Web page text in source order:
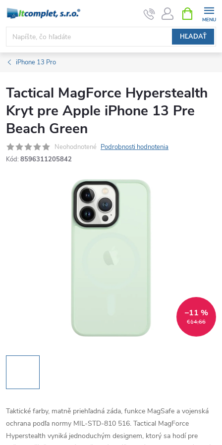
Prejsť
obsah
HĽADAŤ
KOŠÍK
iPhone 13 Pro
Tactical MagForce Hyperstealth
Kryt pre Apple iPhone 13 Pre
Beach Green
Neohodnotené Podrobnosti hodnotenia
Kód: 8596311205842
€14,66
–11 %
Taktické farby, matně priehľadná záda, funkce MagSafe a vojenská
ochrana podľa normy MIL-STD-810 516. Tactical MagForce
Hyperstealth vyniká jednoduchým designem, ktorý sa hodí pre